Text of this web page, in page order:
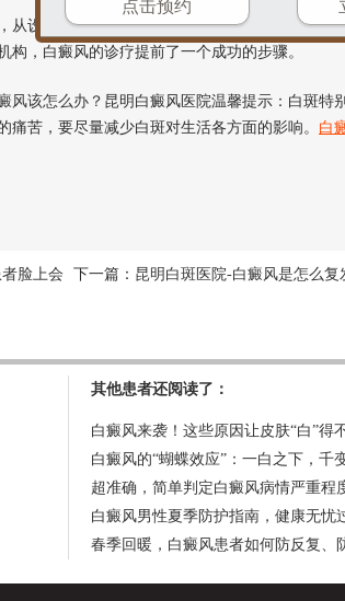
设备、诊疗专家的优势、科学治疗的角度、健
，白癜风的诊疗提前了一个成功的步骤。
风该怎么办？ 昆明白癜风医院温馨提示：白斑特
苦，要尽量减少白斑对生活各方面的影响。 白
脸上会
下一篇： 昆明白斑医院-白癜风是怎么复
其他患者还阅读了：
白癜风来袭！这些原因让皮肤“白”得
白癜风的“蝴蝶效应”：一白之下，千
超准确，简单判定白癜风病情严重程
白癜风男性夏季防护指南，健康无忧
春季回暖，白癜风患者如何防反复、
点击预约